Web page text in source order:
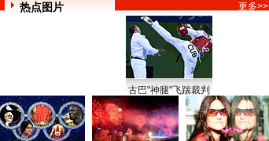
热点图片 更多>>
古巴"神腿"飞踹裁判